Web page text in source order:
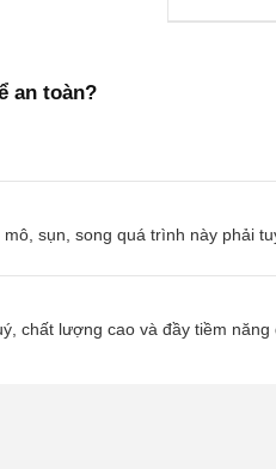
an toàn?
sụn, song quá trình này phải
chất lượng cao và đầy tiềm năng